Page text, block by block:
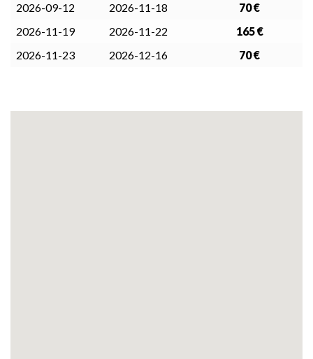
2026-09-12
2026-11-18
70 €
2026-11-19
2026-11-22
165 €
2026-11-23
2026-12-16 70 €